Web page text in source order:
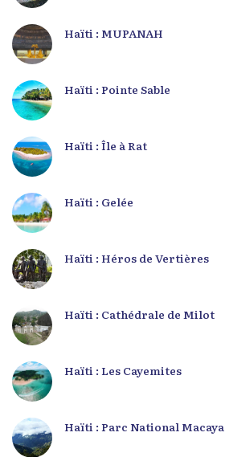
Haïti : MUPANAH
Haïti : Pointe Sable
Haïti : Île à Rat
Haïti : Gelée
Haïti : Héros de Vertières
Haïti : Cathédrale de Milot
Haïti : Les Cayemites
Haïti : Parc National Macaya